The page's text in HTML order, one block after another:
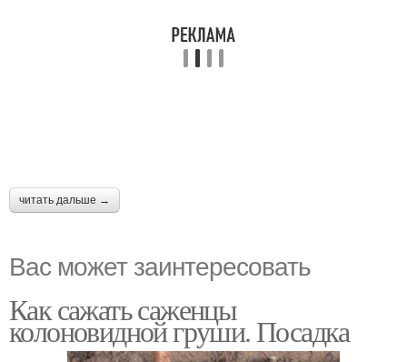
читать дальше →
Вас может заинтересовать
Как сажать саженцы
колоновидной груши. Посадка